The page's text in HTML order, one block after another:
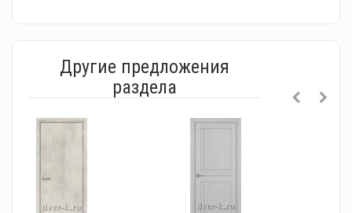
Другие предложения
раздела